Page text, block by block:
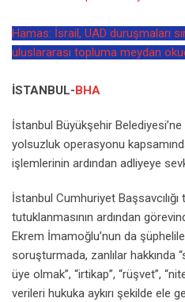
Hamas: İsrail, UAD duruşmaları
uluslararası topluma meydan
İSTANBUL- BHA
İstanbul Büyükşehir
yolsuzluk operasyonu
işlemlerinin ardından adliyeye
İstanbul Cumhuriyet
tutuklanmasının ardından
Ekrem İmamoğlu’nun da
soruşturmada, zanlılar hakkında
üye olmak”, “irtikap”, “rüşvet”,
verileri hukuka aykırı şekilde ele